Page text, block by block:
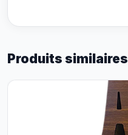
Produits similaires